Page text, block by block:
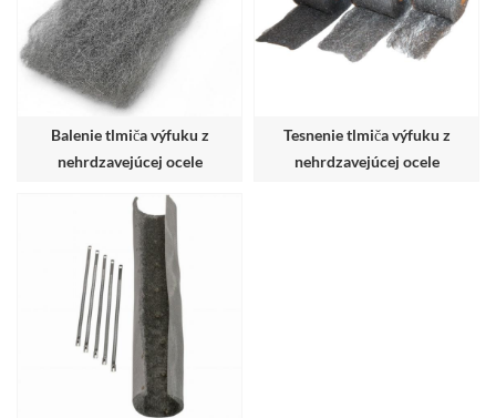
Balenie tlmiča výfuku z
nehrdzavejúcej ocele
Tesnenie tlmiča výfuku z
nehrdzavejúcej ocele